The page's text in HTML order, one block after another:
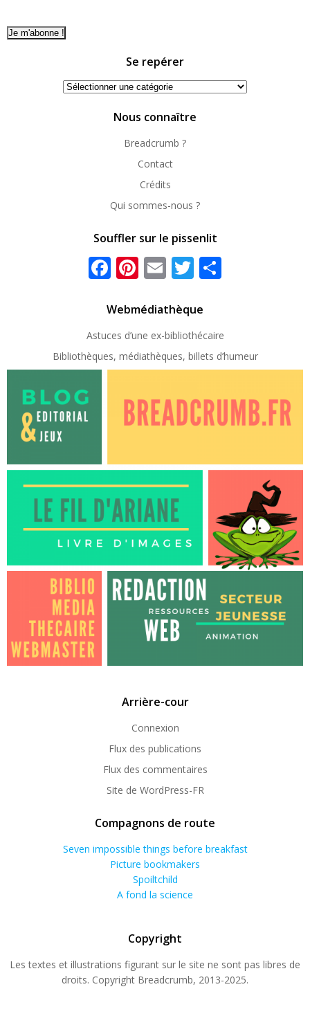
Se repérer
Se
Nous connaître
Breadcrumb ?
Contact
Crédits
Qui sommes-nous ?
Souffler sur le pissenlit
Facebook
Pinterest
EmailTwitter
Webmédiathèque
Astuces d’une ex-bibliothécaire
Bibliothèques, médiathèques, billets d’humeur
Arrière-cour
Connexion
Flux des publications
Flux des commentaires
Site de WordPress-FR
Compagnons de route
Seven impossible things before breakfast
Picture bookmakers
Spoiltchild
A fond la science
Copyright
Les textes et illustrations figurant sur le site ne sont pas libres de
droits. Copyright Breadcrumb, 2013-2025.